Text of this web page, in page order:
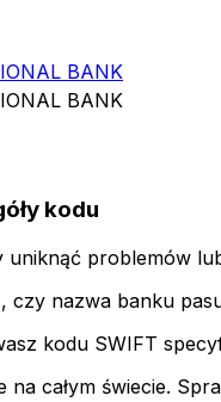
BANK
BANK
kodu
uniknąć problemów
czy nazwa banku
kodu SWIFT
na całym świecie.